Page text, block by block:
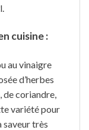
cuisine :
au vinaigre
d’herbes
coriandre,
variété pour
saveur très